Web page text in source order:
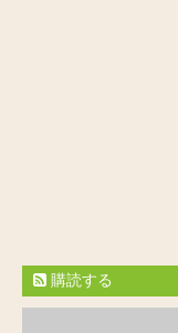
購読する